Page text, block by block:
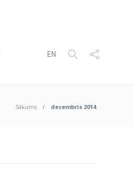
EN
Sākums decembris 2014